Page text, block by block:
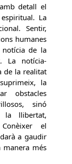
detall el
La
Sentir,
humanes
notícia de la
La notícia-
de la realitat
la
obstacles
sinó
llibertat,
el
a gaudir
manera més